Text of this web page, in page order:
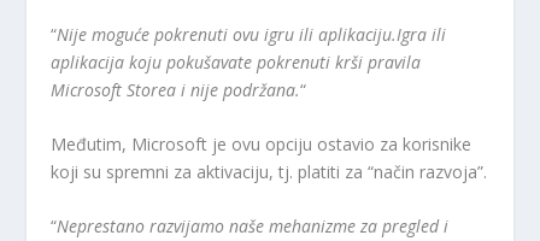
“Nije moguće pokrenuti ovu igru ​​ili aplikaciju.Igra ili
aplikacija koju pokušavate pokrenuti krši pravila
Microsoft Storea i nije podržana.“
Međutim, Microsoft je ovu opciju ostavio za korisnike
koji su spremni za aktivaciju, tj. platiti za “način razvoja”.
“Neprestano razvijamo naše mehanizme za pregled i